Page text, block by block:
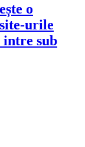
o
urile
intre sub